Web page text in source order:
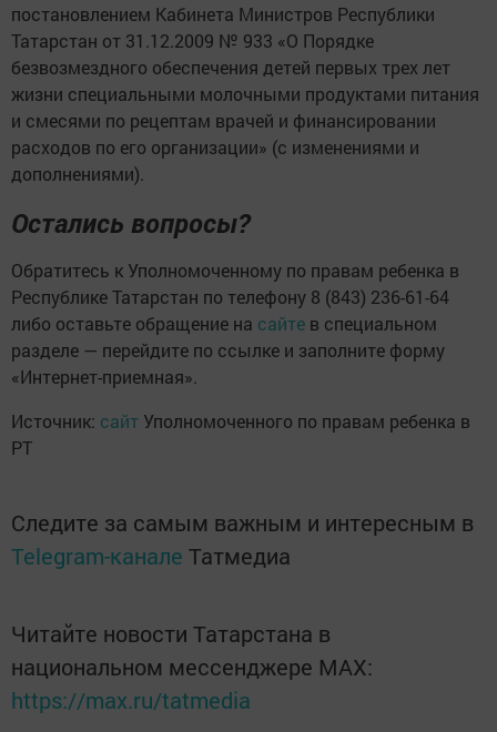
постановлением Кабинета Министров Республики
Татарстан от 31.12.2009 № 933 «О Порядке
безвозмездного обеспечения детей первых трех лет
жизни специальными молочными продуктами питания
и смесями по рецептам врачей и финансировании
расходов по его организации» (с изменениями и
дополнениями).
Остались вопросы?
Обратитесь к Уполномоченному по правам ребенка в
Республике Татарстан по телефону 8 (843) 236-61-64
либо оставьте обращение на сайте в специальном
разделе — перейдите по ссылке и заполните форму
«Интернет-приемная».
Источник: сайт Уполномоченного по правам ребенка в
РТ
Следите за самым важным и интересным в
Telegram-канале Татмедиа
Читайте новости Татарстана в
национальном мессенджере MАХ:
https://max.ru/tatmedia